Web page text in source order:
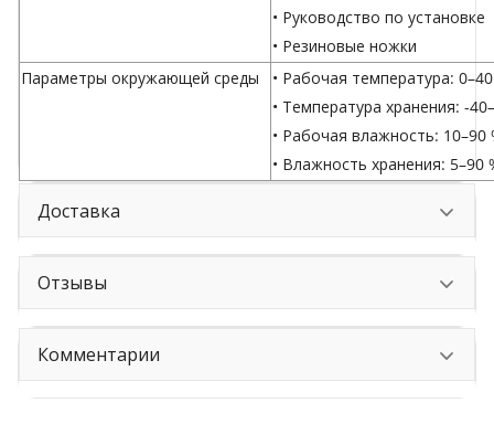
• Руководство по установке
• Резиновые ножки
Параметры окружающей среды
• Рабочая температура:
• Температура хранения: -
• Рабочая влажность:
• Влажность хранения:
Доставка
Отзывы
Комментарии